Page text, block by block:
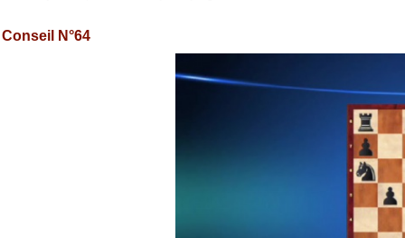
Conseil N°64